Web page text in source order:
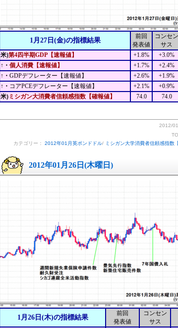
1月27日(金)の指標結果
前回
発表値
コンセン
サス
米)第4四半期GDP【速報値】 +1.8% +3.0%
↑・ 個人消費【速報値】 +1.7% +2.4%
↑・ GDPデフレーター【速報値】 +2.6% +1.9%
↑・ コアPCEデフレーター【速報値】 +2.1% +0.9%
米) ミシガン大消費者信頼感指数【確報値】 74.0 74.0
2012/
カテゴリー： 2012年01月英ポンドドル/ ミシガン大学消費者信頼感指数
2012年01月26日(木曜日)
1月26日(木)の指標結果
前回
発表値
コンセン
サス